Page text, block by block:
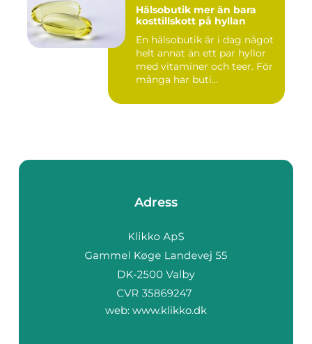
Hälsobutik mer än bara
kosttillskott på hyllan
En hälsobutik är i dag något
helt annat än ett par hyllor
med vitaminer och teer. För
många har buti...
Adress
web: www.klikko.dk